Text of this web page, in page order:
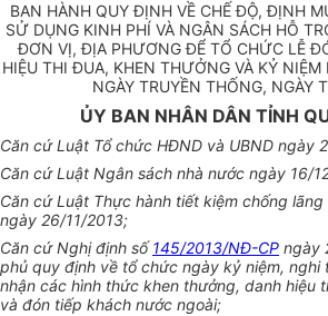
BAN HÀNH QUY ĐỊNH VỀ CHẾ ĐỘ, ĐỊNH
SỬ DỤNG KINH PHÍ VÀ NGÂN SÁCH HỖ
ĐƠN VỊ, ĐỊA PHƯƠNG ĐỂ TỔ CHỨC LỄ
HIỆU THI ĐUA, KHEN THƯỞNG VÀ KỶ
NGÀY TRUYỀN THỐNG, NGÀY
ỦY BAN NHÂN DÂN TỈNH
Căn cứ Luật Tổ chức HĐND và UBND ngày
Căn cứ Luật Ngân sách nhà nước ngày 16/
Căn cứ Luật Thực hành tiết kiệm chống
ngày 26/11/2013;
Căn cứ Nghị định số145/2013/NĐ-CP ngày
phủ quy định về tổ chức ngày kỷ niệm, nghi
nhận các hình thức khen thưởng, danh hiệu
và đón tiếp khách nước ngoài;